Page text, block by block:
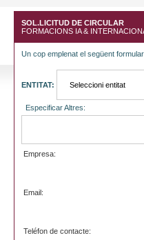
SOL.LICITUD DE CIRCULAR
FORMACIONS IA &
Un cop emplenat el següent
ENTITAT:
Especificar Altres:
Empresa:
Email:
Teléfon de contacte: